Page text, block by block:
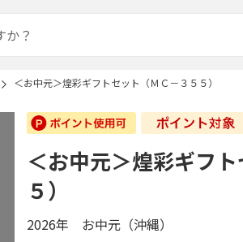
＜お中元＞煌彩ギフトセット（ＭＣ－３５５）
＜お中元＞煌彩ギフ
５）
2026年 お中元（沖縄）